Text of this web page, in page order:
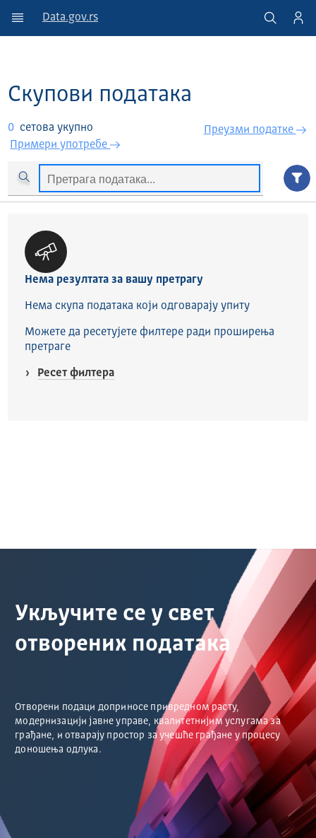
Data.gov.rs
Скупови података
0 сетова укупно
Примери употребе
Преузми податкe
Нема резултата за вашу претрагу
Нема скупа података који одговарају упиту
Можете да ресетујете филтере ради проширења
претраге
Ресет филтера
Укључите се у свет
отворених података
Отворени подаци доприносе привредном расту,
модернизацији јавне управе, квалитетнијим услугама за
грађане, и отварају простор за учешће грађане у процесу
доношења одлука.